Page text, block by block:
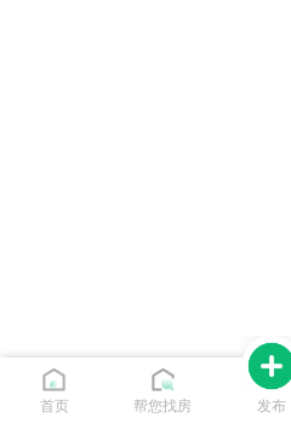
首页 帮您找房 发布